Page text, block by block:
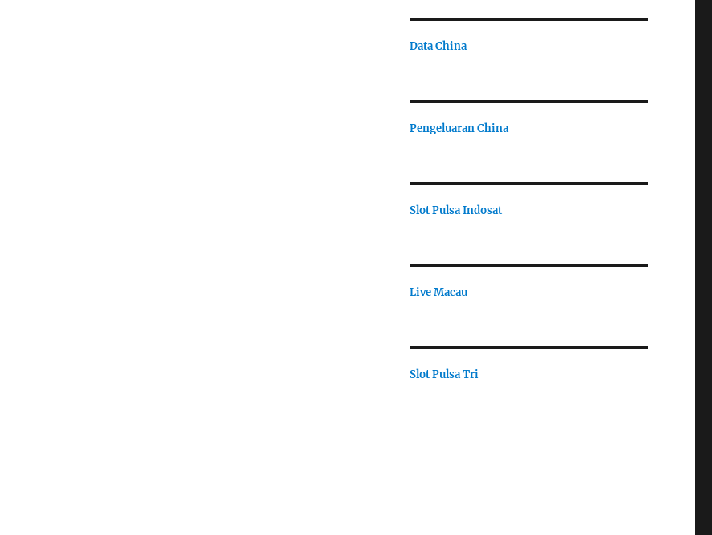
Data China
Pengeluaran China
Slot Pulsa Indosat
Live Macau
Slot Pulsa Tri